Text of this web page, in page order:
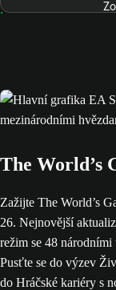
The World’s
Zažijte The World’s
26. Nejnovější
režim se 48
Pusťte se do výzev
do Hráčské kariéry s